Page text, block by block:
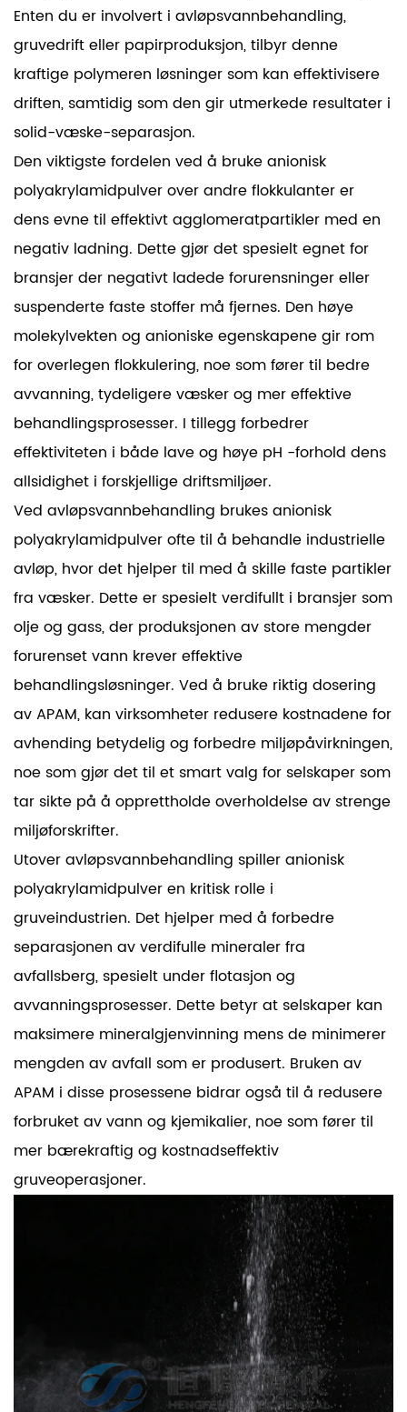
Enten du er involvert i avløpsvannbehandling,
gruvedrift eller papirproduksjon, tilbyr denne
kraftige polymeren løsninger som kan effektivisere
driften, samtidig som den gir utmerkede resultater i
solid-væske-separasjon.
Den viktigste fordelen ved å bruke anionisk
polyakrylamidpulver over andre flokkulanter er
dens evne til effektivt agglomeratpartikler med en
negativ ladning. Dette gjør det spesielt egnet for
bransjer der negativt ladede forurensninger eller
suspenderte faste stoffer må fjernes. Den høye
molekylvekten og anioniske egenskapene gir rom
for overlegen flokkulering, noe som fører til bedre
avvanning, tydeligere væsker og mer effektive
behandlingsprosesser. I tillegg forbedrer
effektiviteten i både lave og høye pH -forhold dens
allsidighet i forskjellige driftsmiljøer.
Ved avløpsvannbehandling brukes anionisk
polyakrylamidpulver ofte til å behandle industrielle
avløp, hvor det hjelper til med å skille faste partikler
fra væsker. Dette er spesielt verdifullt i bransjer som
olje og gass, der produksjonen av store mengder
forurenset vann krever effektive
behandlingsløsninger. Ved å bruke riktig dosering
av APAM, kan virksomheter redusere kostnadene for
avhending betydelig og forbedre miljøpåvirkningen,
noe som gjør det til et smart valg for selskaper som
tar sikte på å opprettholde overholdelse av strenge
miljøforskrifter.
Utover avløpsvannbehandling spiller anionisk
polyakrylamidpulver en kritisk rolle i
gruveindustrien. Det hjelper med å forbedre
separasjonen av verdifulle mineraler fra
avfallsberg, spesielt under flotasjon og
avvanningsprosesser. Dette betyr at selskaper kan
maksimere mineralgjenvinning mens de minimerer
mengden av avfall som er produsert. Bruken av
APAM i disse prosessene bidrar også til å redusere
forbruket av vann og kjemikalier, noe som fører til
mer bærekraftig og kostnadseffektiv
gruveoperasjoner.